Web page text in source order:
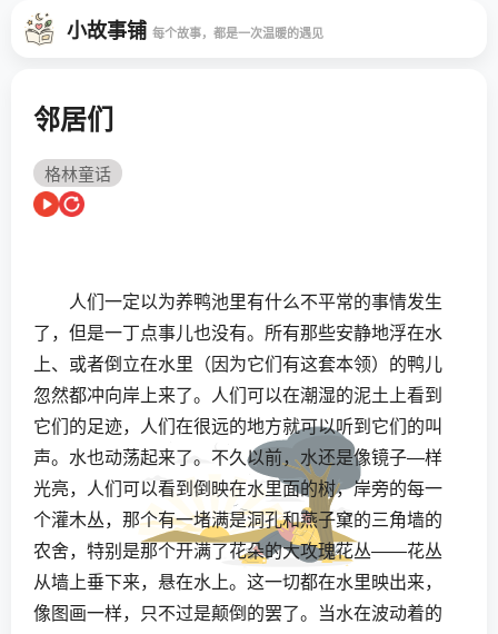
小故事铺 每个故事，都是一次温暖的遇见
邻居们
格林童话
人们一定以为养鸭池里有什么不平常的事情发生
了，但是一丁点事儿也没有。所有那些安静地浮在水
上、或者倒立在水里（因为它们有这套本领）的鸭儿
忽然都冲向岸上来了。人们可以在潮湿的泥土上看到
它们的足迹，人们在很远的地方就可以听到它们的叫
声。水也动荡起来了。不久以前，水还是像镜子—样
光亮，人们可以看到倒映在水里面的树，岸旁的每一
个灌木丛，那个有一堵满是洞孔和燕子窠的三角墙的
农舍，特别是那个开满了花朵的大攻瑰花丛——花丛
从墙上垂下来，悬在水上。这一切都在水里映出来，
像图画一样，只不过是颠倒的罢了。当水在波动着的